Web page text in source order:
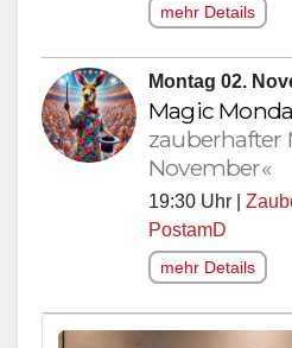
mehr Details
Montag 02.
Magic
zauberhafter
November«
19:30 Uhr |
PostamD
mehr Details